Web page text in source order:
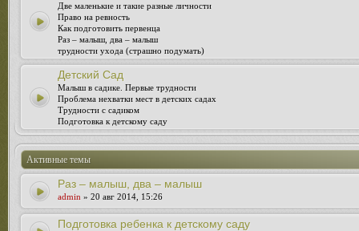
Две маленькие и такие разные личности
Право на ревность
Как подготовить первенца
Раз – малыш, два – малыш
трудности ухода (страшно подумать)
Детский Сад
Малыш в садике. Первые трудности
Проблема нехватки мест в детских садах
Трудности с садиком
Подготовка к детскому саду
Активные темы
Раз – малыш, два – малыш
admin » 20 авг 2014, 15:26
Подготовка ребенка к детскому саду